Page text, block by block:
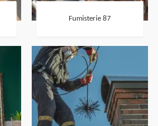
Fumisterie 87